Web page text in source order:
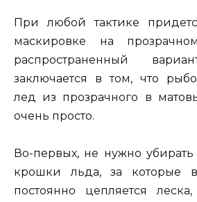
При любой тактике
маскировке на
распространенный
заключается в том, что
лед из прозрачного в
очень просто.
Во-первых, не нужно
крошки льда, за которые
постоянно цепляется